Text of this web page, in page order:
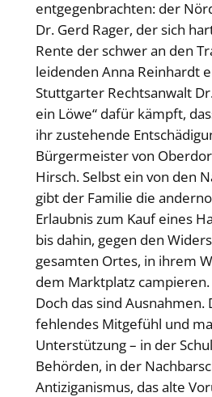
entgegenbrachten: der
Dr. Gerd Rager, der sich
Rente der schwer an den
leidenden Anna Reinhardt
Stuttgarter Rechtsanwalt
ein Löwe“ dafür kämpft,
ihr zustehende
Bürgermeister von
Hirsch. Selbst ein von den
gibt der Familie die
Erlaubnis zum Kauf eines
bis dahin, gegen den
gesamten Ortes, in ihrem
dem Marktplatz campieren.
Doch das sind Ausnahmen.
fehlendes Mitgefühl und
Unterstützung – in der
Behörden, in der
Antiziganismus, das alte